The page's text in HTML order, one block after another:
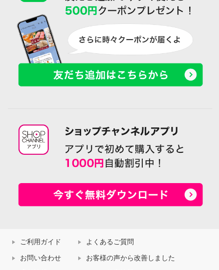
ご利用ガイド よくあるご質問
お問い合わせ お客様の声から改善しました